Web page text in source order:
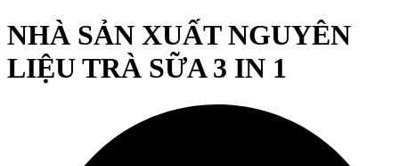
NHÀ SẢN XUẤT NGUYÊN
LIỆU TRÀ SỮA 3 IN 1